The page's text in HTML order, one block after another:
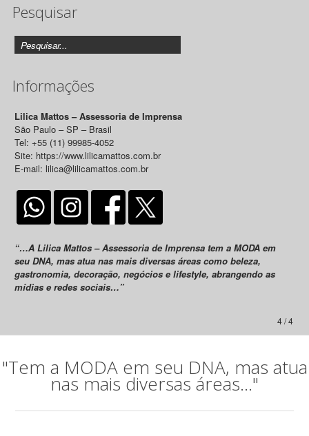
Releases
Pesquisar
Informações
Lilica Mattos – Assessoria de Imprensa
São Paulo – SP – Brasil
Tel: +55 (11) 99985-4052
Site: https://www.lilicamattos.com.br
E-mail: lilica@lilicamattos.com.br
“…A Lilica Mattos – Assessoria de Imprensa tem a MODA em
seu DNA, mas atua nas mais diversas áreas como beleza,
gastronomia, decoração, negócios e lifestyle, abrangendo as
mídias e redes sociais…”
4 / 4
"Tem a MODA em seu DNA, mas atua
nas mais diversas áreas..."